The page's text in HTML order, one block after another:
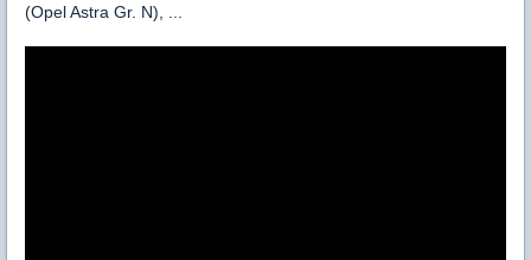
(Opel Astra Gr. N), ...